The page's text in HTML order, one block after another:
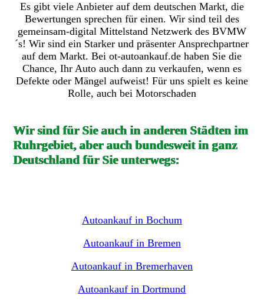
Es gibt viele Anbieter auf dem deutschen Markt, die
Bewertungen sprechen für einen. Wir sind teil des
gemeinsam-digital Mittelstand Netzwerk des BVMW
´s! Wir sind ein Starker und präsenter Ansprechpartner
auf dem Markt. Bei ot-autoankauf.de haben Sie die
Chance, Ihr Auto auch dann zu verkaufen, wenn es
Defekte oder Mängel aufweist! Für uns spielt es keine
Rolle, auch bei Motorschaden
Wir sind für Sie auch in anderen Städten im
Ruhrgebiet, aber auch bundesweit in ganz
Deutschland für Sie unterwegs:
Autoankauf in Bochum
Autoankauf in Bremen
Autoankauf in Bremerhaven
Autoankauf in Dortmund